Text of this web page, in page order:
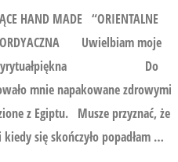
HAND MADE “ORIENTALNE
Uwielbiam moje
Do
mnie napakowane zdrowymi
z Egiptu. Musze przyznać, że
się skończyło popadłam …